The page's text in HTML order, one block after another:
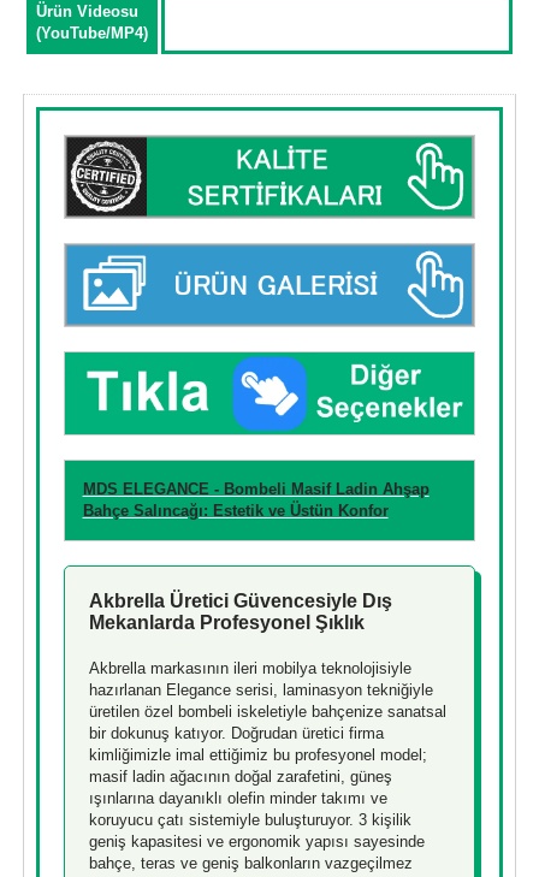
Ürün Videosu
(YouTube/MP4)
MDS ELEGANCE - Bombeli Masif Ladin Ahşap
Bahçe Salıncağı: Estetik ve Üstün Konfor
Akbrella Üretici Güvencesiyle Dış
Mekanlarda Profesyonel Şıklık
Akbrella markasının ileri mobilya teknolojisiyle
hazırlanan Elegance serisi, laminasyon tekniğiyle
üretilen özel bombeli iskeletiyle bahçenize sanatsal
bir dokunuş katıyor. Doğrudan üretici firma
kimliğimizle imal ettiğimiz bu profesyonel model;
masif ladin ağacının doğal zarafetini, güneş
ışınlarına dayanıklı olefin minder takımı ve
koruyucu çatı sistemiyle buluşturuyor. 3 kişilik
geniş kapasitesi ve ergonomik yapısı sayesinde
bahçe, teras ve geniş balkonların vazgeçilmez